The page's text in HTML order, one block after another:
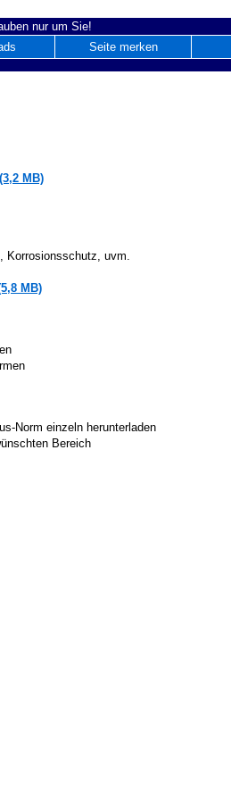
nur um Sie!
Seite merken
MB)
Korrosionsschutz, uvm.
MB)
Norm einzeln herunterladen
Bereich